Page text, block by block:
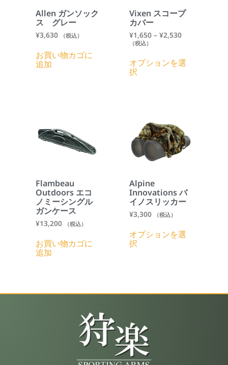
Allen ガンソック
ス グレー
¥3,630 （税込）
お買い物カゴに
追加
Vixen スコープ
カバー
¥1,650 – ¥2,530
（税込）
オプションを選
択
Flambeau
Outdoors エコ
ノミーシングル
ガンケース
¥13,200 （税込）
お買い物カゴに
追加
Alpine
Innovations バ
イノスリッカー
¥3,300 （税込）
オプションを選
択